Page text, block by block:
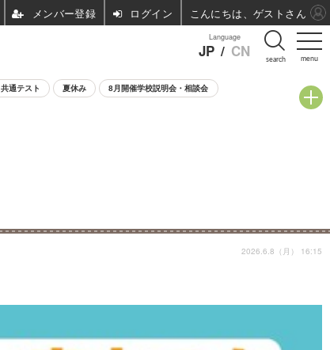
menu
Language
JP / CN search
共通テスト 夏休み 8月開催学校説明会・相談会
2026.6.8（月） 16:15
ログイン こんにちは、ゲストさん